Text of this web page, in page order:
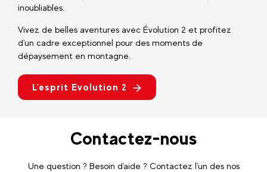
inoubliables.
Vivez de belles aventures avec Évolution 2 et profitez
d'un cadre exceptionnel pour des moments de
dépaysement en montagne.
L'esprit Evolution 2
Contactez-nous
Une question ? Besoin d'aide ? Contactez l'un des nos